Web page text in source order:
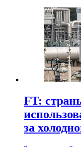
FT:
за